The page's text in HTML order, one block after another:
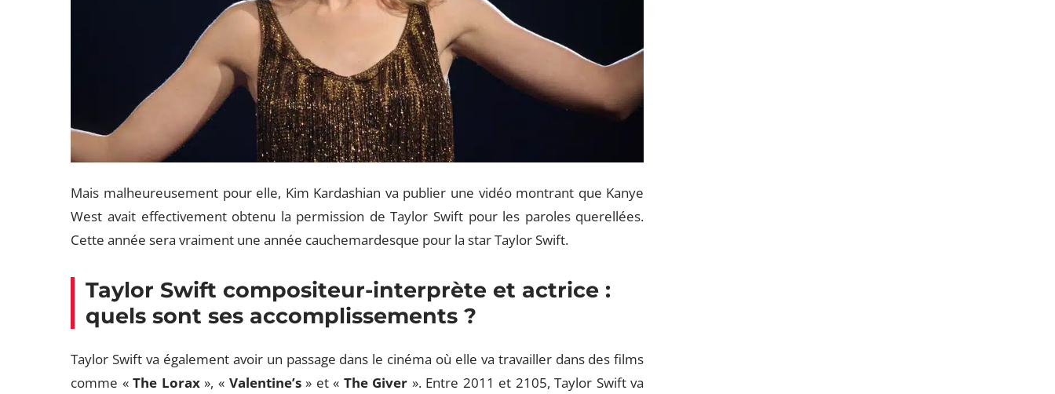
Mais malheureusement pour elle, Kim Kardashian va publier une vidéo montrant que Kanye
West avait effectivement obtenu la permission de Taylor Swift pour les paroles querellées.
Cette année sera vraiment une année cauchemardesque pour la star Taylor Swift.
Taylor Swift compositeur-interprète et actrice :
quels sont ses accomplissements ?
Taylor Swift va également avoir un passage dans le cinéma où elle va travailler dans des films
comme «The Lorax», « Valentine’s» et « The Giver ». Entre 2011 et 2105, Taylor Swift va